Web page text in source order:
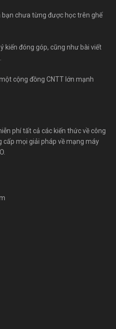
bạn chưa từng được học trên ghế
kiến đóng góp, cũng như bài viết
cộng đồng CNTT lớn mạnh
phí tất cả các kiến thức về công
cấp mọi giải pháp về mạng máy